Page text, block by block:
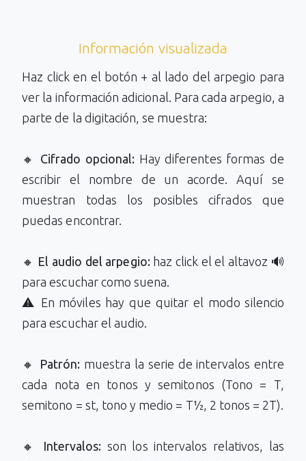
Información visualizada
Haz click en el botón + al lado del arpegio para
ver la información adicional. Para cada arpegio, a
parte de la digitación, se muestra:
🔸 Cifrado opcional: Hay diferentes formas de
escribir el nombre de un acorde. Aquí se
muestran todas los posibles cifrados que
puedas encontrar.
🔸 El audio del arpegio:haz click el el altavoz 🔊
para escuchar como suena.
⚠️ En móviles hay que quitar el modo silencio
para escuchar el audio.
🔸 Patrón:muestra la serie de intervalos entre
cada nota en tonos y semitonos (Tono = T,
semitono = st, tono y medio = T½, 2 tonos = 2T).
🔸 Intervalos: son los intervalos relativos, las